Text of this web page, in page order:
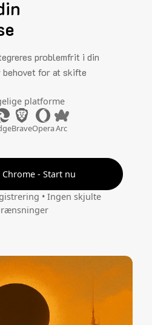
problemfrit i din
behovet for at skifte
platforme
BraveOperaArc
- Start nu
• Ingen skjulte